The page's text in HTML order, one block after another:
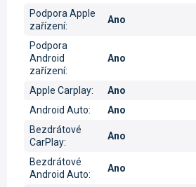
Podpora Apple
zařízení:
Ano
Podpora
Android
zařízení:
Ano
Apple Carplay:
Ano
Android Auto:
Ano
Bezdrátové
CarPlay:
Ano
Bezdrátové
Android Auto:
Ano